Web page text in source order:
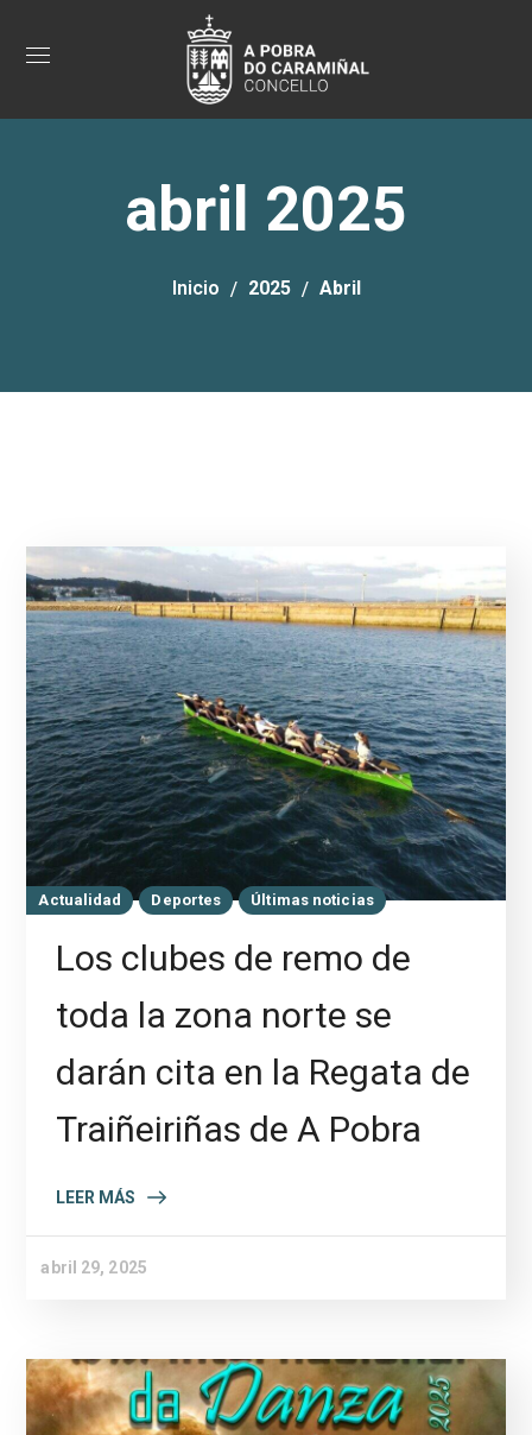
abril 2025
Inicio 2025 Abril
Actualidad Deportes Últimas noticias
Los clubes de remo de
toda la zona norte se
darán cita en la Regata de
Traiñeiriñas de A Pobra
LEER MÁS
abril 29, 2025